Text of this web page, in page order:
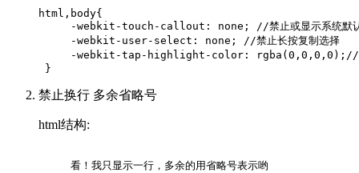
html,body{
-webkit-touch-callout: none; //禁止或显示系统默
     -webkit-user-select: none; //禁止长按复制选择
-webkit-tap-highlight-color: rgba(0,0,0,0);//禁
禁止换行 多余省略号
html结构:
     看！我只显示一行，多余的用省略号表示哟